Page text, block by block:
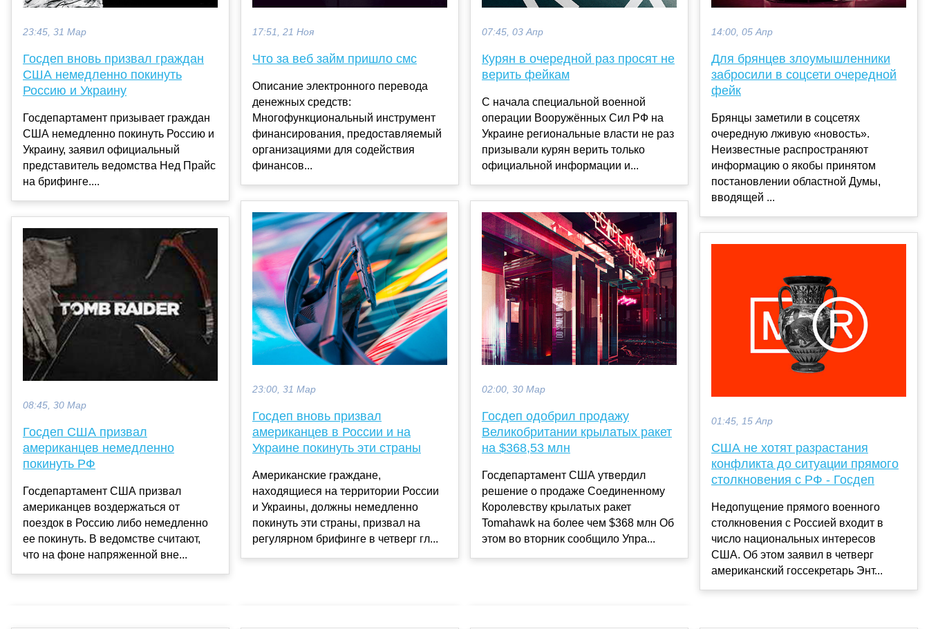
23:45, 31 Мар
Госдеп вновь призвал граждан
США немедленно покинуть
Россию и Украину
Госдепартамент призывает граждан
США немедленно покинуть Россию и
Украину, заявил официальный
представитель ведомства Нед Прайс
на брифинге....
08:45, 30 Мар
Госдеп США призвал
американцев немедленно
покинуть РФ
Госдепартамент США призвал
американцев воздержаться от
поездок в Россию либо немедленно
ее покинуть. В ведомстве считают,
что на фоне напряженной вне...
17:51, 21 Ноя
Что за веб займ пришло смс
Описание электронного перевода
денежных средств:
Многофункциональный инструмент
финансирования, предоставляемый
организациями для содействия
финансов...
23:00, 31 Мар
Госдеп вновь призвал
американцев в России и на
Украине покинуть эти страны
Американские граждане,
находящиеся на территории России
и Украины, должны немедленно
покинуть эти страны, призвал на
регулярном брифинге в четверг гл...
07:45, 03 Апр
Курян в очередной раз просят не
верить фейкам
С начала специальной военной
операции Вооружённых Сил РФ на
Украине региональные власти не раз
призывали курян верить только
официальной информации и...
02:00, 30 Мар
Госдеп одобрил продажу
Великобритании крылатых ракет
на $368,53 млн
Госдепартамент США утвердил
решение о продаже Соединенному
Королевству крылатых ракет
Tomahawk на более чем $368 млн Об
этом во вторник сообщило Упра...
14:00, 05 Апр
Для брянцев злоумышленники
забросили в соцсети очередной
фейк
Брянцы заметили в соцсетях
очередную лживую «новость».
Неизвестные распространяют
информацию о якобы принятом
постановлении областной Думы,
вводящей ...
01:45, 15 Апр
США не хотят разрастания
конфликта до ситуации прямого
столкновения с РФ - Госдеп
Недопущение прямого военного
столкновения с Россией входит в
число национальных интересов
США. Об этом заявил в четверг
американский госсекретарь Энт...